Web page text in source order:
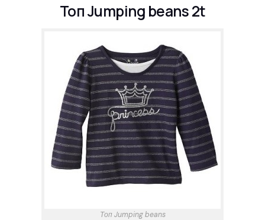
Топ Jumping beans 2t
Топ Jumping beans